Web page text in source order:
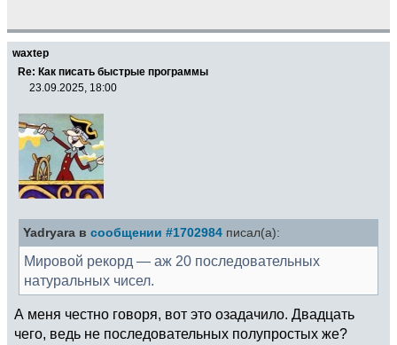
waxtep
Re: Как писать быстрые программы
23.09.2025, 18:00
Yadryara в сообщении #1702984 писал(а):
Мировой рекорд — аж 20 последовательных
натуральных чисел.
А меня честно говоря, вот это озадачило. Двадцать
чего, ведь не последовательных полупростых же?